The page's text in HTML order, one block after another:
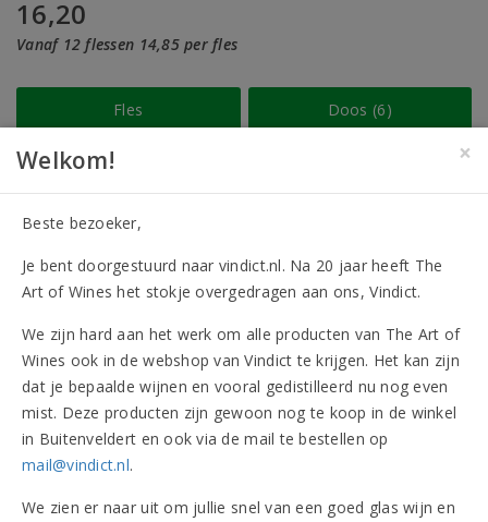
16,20
Vanaf 12 flessen 14,85 per fles
Fles Doos (6)
GRATISbezorging vanaf € 30,-
Op werkdagen voor 17.00 uurbesteld,
volgende dagin huis
Heeft u vragen?Bel 020-4706050
×
Welkom!
Beste bezoeker,
Je bent doorgestuurd naar vindict.nl. Na 20 jaar heeft The
Art of Wines het stokje overgedragen aan ons, Vindict.
We zijn hard aan het werk om alle producten van The Art of
Wines ook in de webshop van Vindict te krijgen. Het kan zijn
dat je bepaalde wijnen en vooral gedistilleerd nu nog even
mist. Deze producten zijn gewoon nog te koop in de winkel
in Buitenveldert en ook via de mail te bestellen op
mail@vindict.nl.
We zien er naar uit om jullie snel van een goed glas wijn en